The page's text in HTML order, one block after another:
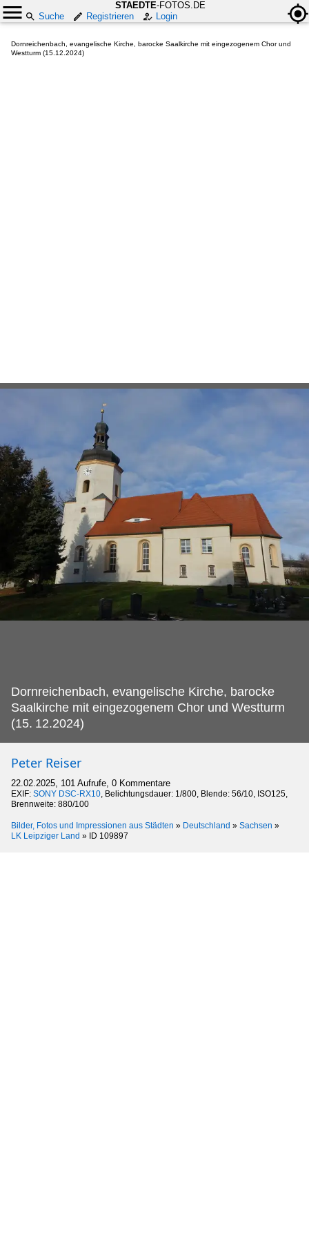
STAEDTE-FOTOS.DE
Suche
Registrieren Login
Dornreichenbach, evangelische Kirche, barocke Saalkirche mit eingezogenem Chor und
Westturm (15.12.2024)
Dornreichenbach, evangelische Kirche, barocke
Saalkirche mit eingezogenem Chor und Westturm
(15. 12.2024)
Peter Reiser
22.02.2025, 101 Aufrufe, 0 Kommentare
EXIF: SONY DSC-RX10, Belichtungsdauer: 1/800, Blende: 56/10, ISO125,
Brennweite: 880/100
Bilder, Fotos und Impressionen aus Städten » Deutschland » Sachsen »
LK Leipziger Land » ID 109897